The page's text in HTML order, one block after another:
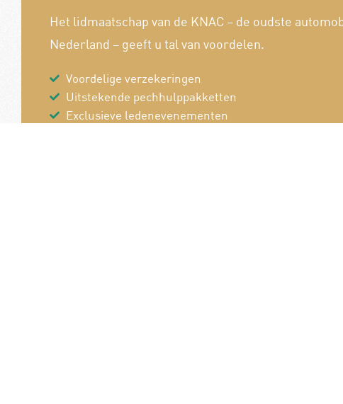
Het lidmaatschap van de KNAC – de oudste
Nederland – geeft u tal van voordelen.
Voordelige verzekeringen
Uitstekende pechhulppakketten
Exclusieve ledenevenementen